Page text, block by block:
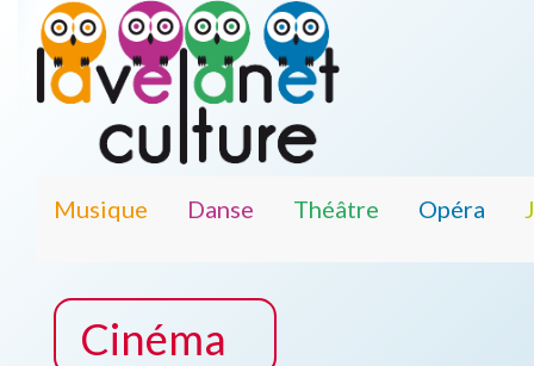
Musique Danse Théâtre Opéra
Cinéma